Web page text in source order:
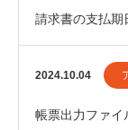
請求書の支払期
2024.10.04
帳票出力ファイ